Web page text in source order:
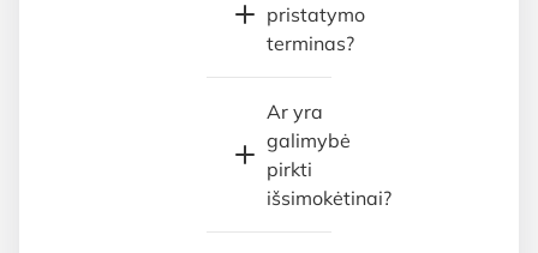
pristatymo
terminas?
Ar yra
galimybė
pirkti
išsimokėtinai?